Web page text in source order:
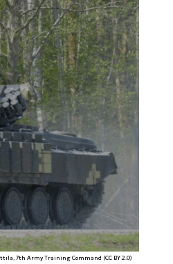
7th Army Training Command (CC BY 2.0)